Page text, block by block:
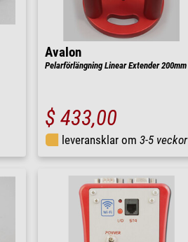
Avalon
Pelarförlängning Linear Extender 200mm
$ 433,00
leveransklar om 3-5 veckor